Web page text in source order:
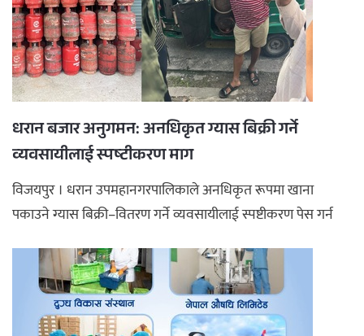
धरान बजार अनुगमन: अनधिकृत ग्यास बिक्री गर्ने
व्यवसायीलाई स्पष्टीकरण माग
विजयपुर । धरान उपमहानगरपालिकाले अनधिकृत रूपमा खाना
पकाउने ग्यास बिक्री–वितरण गर्ने व्यवसायीलाई स्पष्टीकरण पेस गर्न